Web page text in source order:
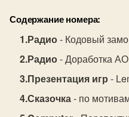
Содержание номера:
Радио- Кодовый
Радио- Доработка
Презентация игр -
Сказочка- по